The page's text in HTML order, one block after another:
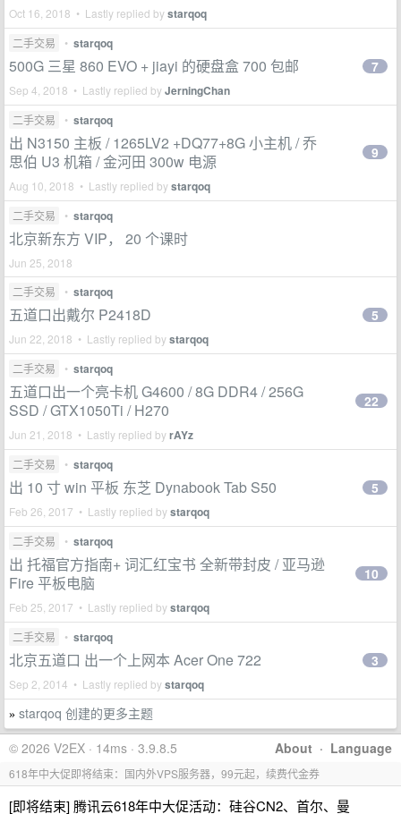
Oct 16, 2018 • Lastly replied bystarqoq
二手交易 • starqoq
500G 三星 860 EVO + jiayi 的硬盘盒 700 包邮
Sep 4, 2018 • Lastly replied byJerningChan
7
二手交易 • starqoq
出 N3150 主板 / 1265LV2 +DQ77+8G 小主机 / 乔
思伯 U3 机箱 / 金河田 300w 电源
Aug 10, 2018 • Lastly replied bystarqoq
9
二手交易 • starqoq
北京新东方 VIP， 20 个课时
Jun 25, 2018
二手交易
• starqoq
五道口出戴尔 P2418D
Jun 22, 2018 • Lastly replied bystarqoq
5
二手交易 • starqoq
五道口出一个亮卡机 G4600 / 8G DDR4 / 256G
SSD / GTX1050Ti / H270
Jun 21, 2018 • Lastly replied byrAYz
22
二手交易 • starqoq
出 10 寸 win 平板 东芝 Dynabook Tab S50
Feb 26, 2017 • Lastly replied bystarqoq
5
二手交易 • starqoq
出 托福官方指南+ 词汇红宝书 全新带封皮 / 亚马逊
Fire 平板电脑
Feb 25, 2017 • Lastly replied bystarqoq
10
二手交易 • starqoq
北京五道口 出一个上网本 Acer One 722
Sep 2, 2014 • Lastly replied bystarqoq
3
» starqoq 创建的更多主题
About · Language
© 2026 V2EX · 14ms · 3.9.8.5
618年中大促即将结束：国内外VPS服务器，99元起，续费代金券
[即将结束] 腾讯云618年中大促活动：硅谷CN2、首尔、曼